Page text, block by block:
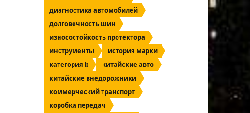
диагностика автомобилей
долговечность шин
износостойкость протектора
инструменты
история марки
категория b
китайские авто
китайские внедорожники
коммерческий транспорт
коробка передач